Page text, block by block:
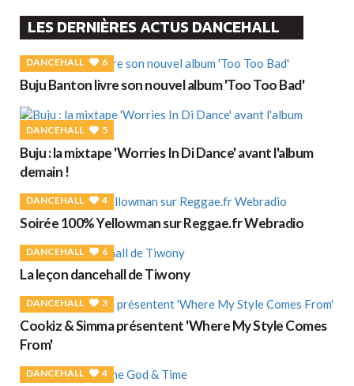
LES DERNIÈRES ACTUS DANCEHALL
DANCEHALL 6
Buju Banton livre son nouvel album 'Too Too Bad'
DANCEHALL 5
Buju : la mixtape 'Worries In Di Dance' avant l'album
demain !
DANCEHALL 4
Soirée 100% Yellowman sur Reggae.fr Webradio
DANCEHALL 6
La leçon dancehall de Tiwony
DANCEHALL 3
Cookiz & Simma présentent 'Where My Style Comes
From'
DANCEHALL 4